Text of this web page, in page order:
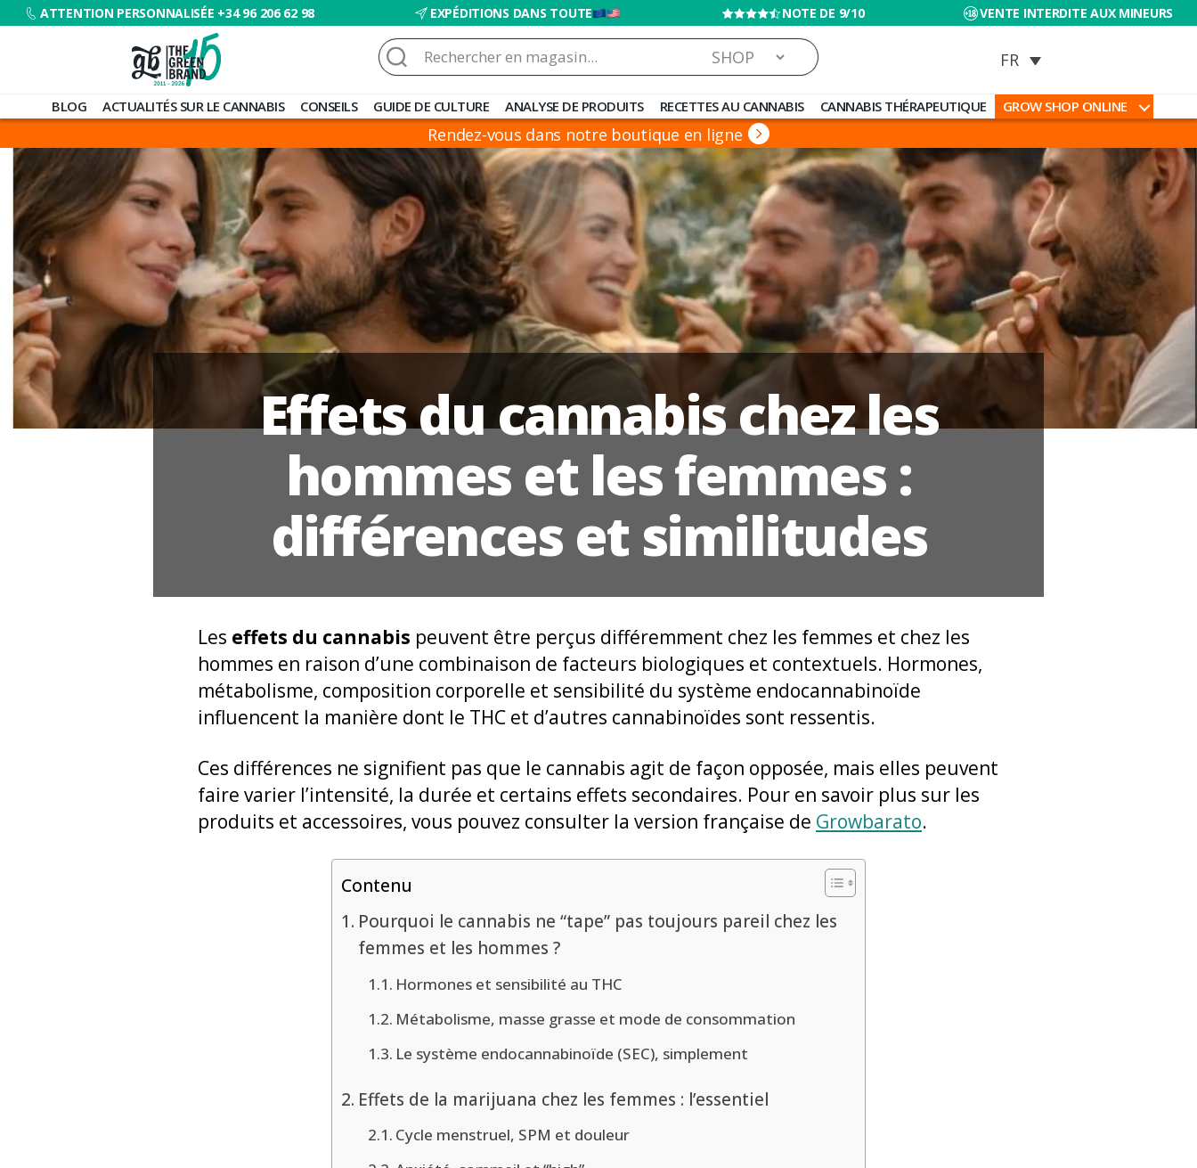
ATTENTION PERSONNALISÉE +34 96 206 62 98 EXPÉDITIONS DANS TOUTE NOTE DE 9/10 VENTE INTERDITE AUX MINEURS
Blog
de
Barato
Rechercher :
BLOG ACTUALITÉS SUR LE CANNABIS CONSEILS GUIDE DE CULTURE ANALYSE DE PRODUITS RECETTES AU CANNABIS CANNABIS THÉRAPEUTIQUE GROW SHOP ONLINE
Rendez-vous dans notre boutique en ligne
Effets du cannabis chez les
hommes et les femmes :
différences et similitudes
Les effets du cannabis peuvent être perçus différemment chez les femmes et chez les
hommes en raison d’une combinaison de facteurs biologiques et contextuels. Hormones,
métabolisme, composition corporelle et sensibilité du système endocannabinoïde
influencent la manière dont le THC et d’autres cannabinoïdes sont ressentis.
Ces différences ne signifient pas que le cannabis agit de façon opposée, mais elles peuvent
faire varier l’intensité, la durée et certains effets secondaires. Pour en savoir plus sur les
produits et accessoires, vous pouvez consulter la version française de Growbarato.
Contenu
Pourquoi le cannabis ne “tape” pas toujours pareil chez les
femmes et les hommes ?
Hormones et sensibilité au THC
Métabolisme, masse grasse et mode de consommation
Le système endocannabinoïde (SEC), simplement
Effets de la marijuana chez les femmes : l’essentiel
Cycle menstruel, SPM et douleur